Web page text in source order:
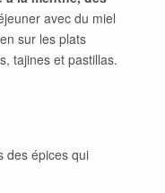
avec du miel
sur les plats
tajines et pastillas.
des épices qui